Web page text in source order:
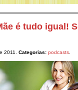
é tudo igual!
2011. Categorias: podcasts